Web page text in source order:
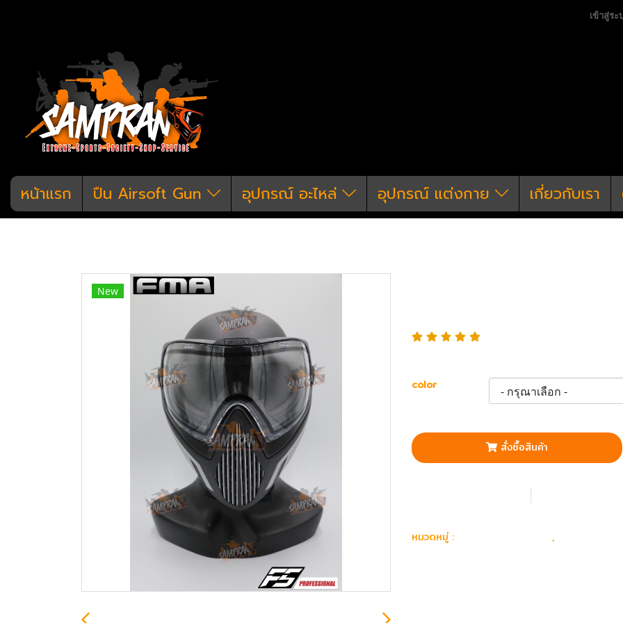
เข้าสู่ระ
หน้าแรก ปืน Airsoft Gun อุปกรณ์ อะไหล่ อุปกรณ์ แต่งกาย เกี่ยวกับเรา
New
color
สั่งซื้อสินค้า
หมวดหมู่ : ,